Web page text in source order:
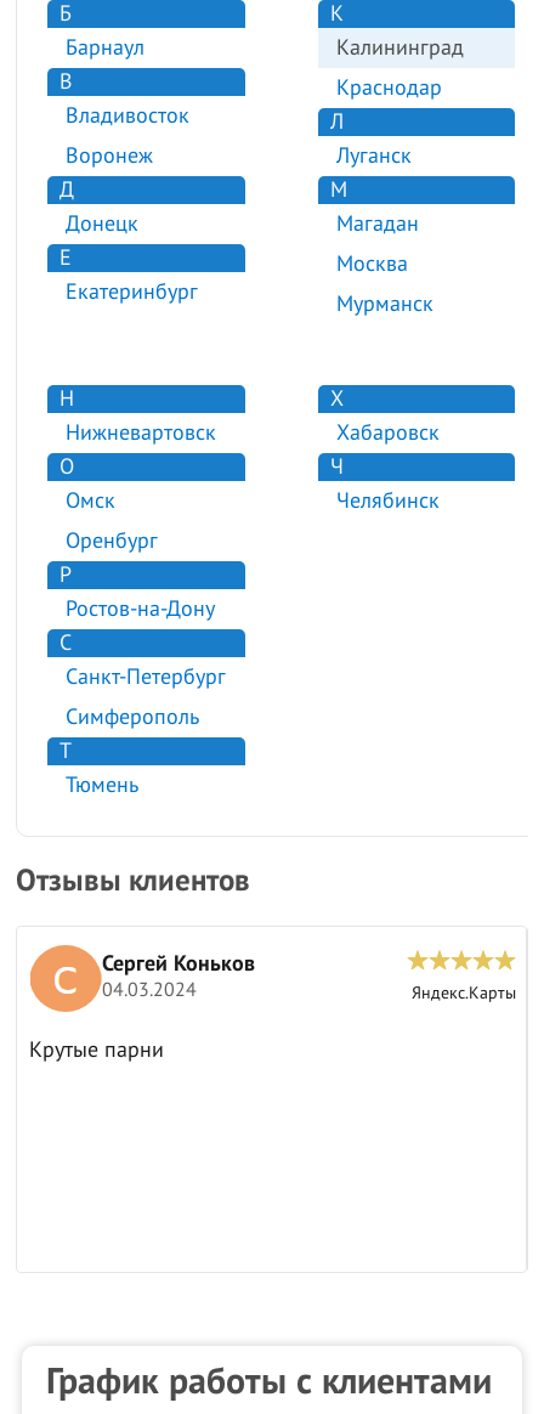
Б
Барнаул
В
Владивосток
Воронеж
Д
Донецк
Е
Екатеринбург
К
Калининград
Краснодар
Л
Луганск
М
Магадан
Москва
Мурманск
Н
Нижневартовск
О
Омск
Оренбург
Р
Ростов-на-Дону
С
Санкт-Петербург
Симферополь
Т
Тюмень
Х
Хабаровск
Ч
Челябинск
Отзывы клиентов
Сергей Коньков
04.03.2024 Яндекс.Карты
Крутые парни
График работы с клиентами